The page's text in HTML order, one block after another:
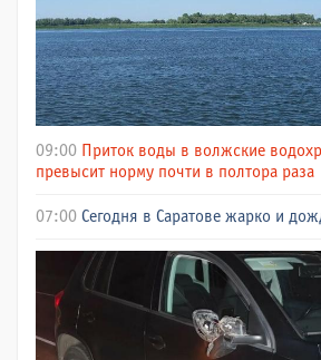
09:00 Приток воды в волжские
превысит норму почти в полтора раза
07:00 Сегодня в Саратове жарко и